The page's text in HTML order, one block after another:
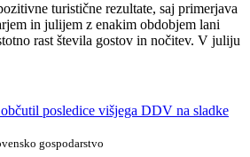
turistične rezultate, saj primerjava
in julijem z enakim obdobjem lani
rast števila gostov in nočitev. V juliju
posledice višjega DDV na sladke
gospodarstvo